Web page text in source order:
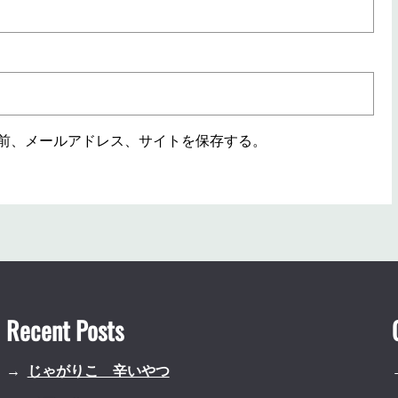
メールアドレス、サイトを保存する。
Recent Posts
じゃがりこ 辛いやつ